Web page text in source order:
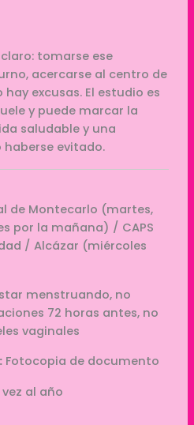
tomarse ese
acercarse al centro de
excusas. El estudio es
y puede marcar la
saludable y una
evitado.
de Montecarlo (martes,
por la mañana) / CAPS
/ Alcázar (miércoles
menstruando, no
72 horas antes, no
vaginales
Fotocopia de documento
vez al año